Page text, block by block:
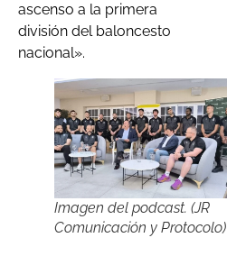
ascenso a la primera
división del baloncesto
nacional».
Imagen del podcast. (JR
Comunicación y Protocolo)